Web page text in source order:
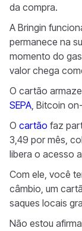
da compra.
A Bringin
permanece na
momento do
valor chega
O cartão
SEPA, Bitcoin
O cartão faz
3,49 por mês,
libera o acesso
Com ele, você
câmbio, um
saques locais
Não estou